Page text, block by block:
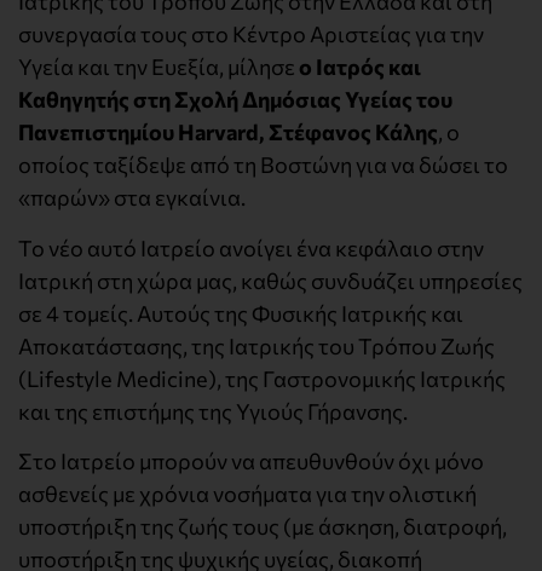
συνεργασία τους στο Κέντρο Αριστείας για την
Υγεία και την Ευεξία, μίλησε ο Ιατρός και
Καθηγητής στη Σχολή Δημόσιας Υγείας του
Πανεπιστημίου Harvard, Στέφανος Κάλης, ο
οποίος ταξίδεψε από τη Βοστώνη για να δώσει το
«παρών» στα εγκαίνια.
Το νέο αυτό Ιατρείο ανοίγει ένα κεφάλαιο στην
Ιατρική στη χώρα μας, καθώς συνδυάζει υπηρεσίες
σε 4 τομείς. Αυτούς της Φυσικής Ιατρικής και
Αποκατάστασης, της Ιατρικής του Τρόπου Ζωής
(Lifestyle Medicine), της Γαστρονομικής Ιατρικής
και της επιστήμης της Υγιούς Γήρανσης.
Στο Ιατρείο μπορούν να απευθυνθούν όχι μόνο
ασθενείς με χρόνια νοσήματα για την ολιστική
υποστήριξη της ζωής τους (με άσκηση, διατροφή,
υποστήριξη της ψυχικής υγείας, διακοπή